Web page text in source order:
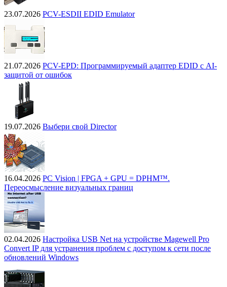
23.07.2026 PCV-ESDII EDID Emulator
21.07.2026 PCV-EPD: Программируемый адаптер EDID с AI-
защитой от ошибок
19.07.2026 Выбери свой Director
16.04.2026 PC Vision | FPGA + GPU = DPHM™.
Переосмысление визуальных границ
02.04.2026 Настройка USB Net на устройстве Magewell Pro
Convert IP для устранения проблем с доступом к сети после
обновлений Windows